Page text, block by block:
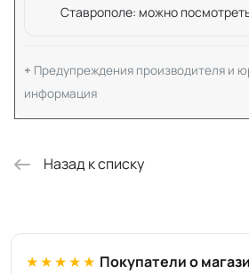
Ставрополе: можно
Предупреждения производителя и
информация
Назад к списку
★★★★★ Покупатели о